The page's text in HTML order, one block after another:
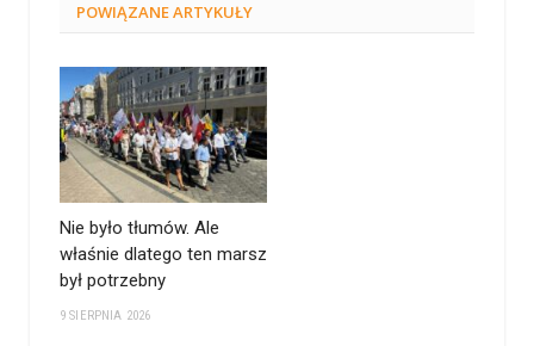
POWIĄZANEARTYKUŁY
Nie było tłumów. Ale
właśnie dlatego ten marsz
był potrzebny
9 SIERPNIA 2026